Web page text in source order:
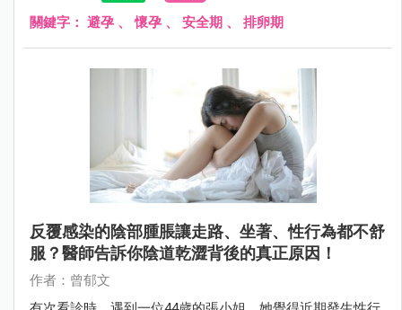
關鍵字： 避孕 、懷孕 、 安全期 、 排卵期
反覆感染的陰部腫脹讓走路、坐著、性行為都不舒
服？醫師告訴你陰道乾澀背後的真正原因！
作者：曾郁文